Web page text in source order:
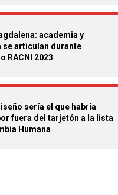
academia y
se articulan durante
RACNI 2023
sería el que habría
fuera del tarjetón a la lista
Humana